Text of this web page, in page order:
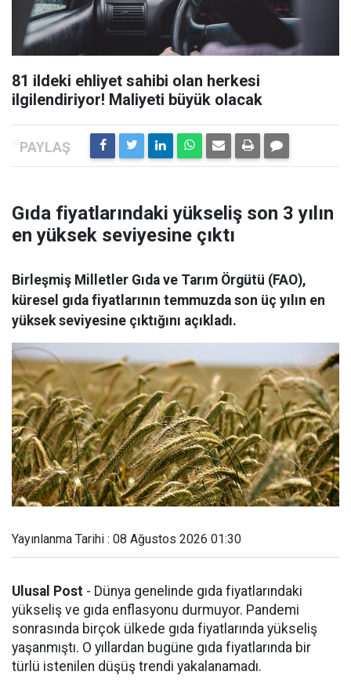
81 ildeki ehliyet sahibi olan herkesi
ilgilendiriyor! Maliyeti büyük olacak
Gıda fiyatlarındaki yükseliş son 3 yılın
en yüksek seviyesine çıktı
Birleşmiş Milletler Gıda ve Tarım Örgütü (FAO),
küresel gıda fiyatlarının temmuzda son üç yılın en
yüksek seviyesine çıktığını açıkladı.
Yayınlanma Tarihi : 08 Ağustos 2026 01:30
Ulusal Post - Dünya genelinde gıda fiyatlarındaki
yükseliş ve gıda enflasyonu durmuyor. Pandemi
sonrasında birçok ülkede gıda fiyatlarında yükseliş
yaşanmıştı. O yıllardan bugüne gıda fiyatlarında bir
türlü istenilen düşüş trendi yakalanamadı.